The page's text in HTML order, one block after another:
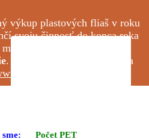
výkup plastových fliaš v roku
svoju činnosť do konca roka
ďalej odovzdávať v
. Viac info nájdete priamo na
Počet PET